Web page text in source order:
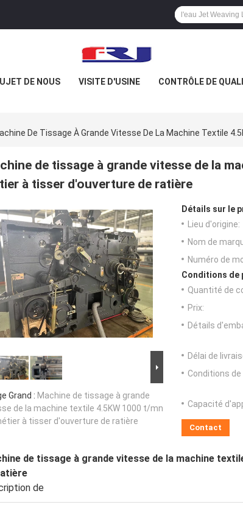
DE NOUS VISITE D'USINE CONTRÔLE DE
De Tissage À Grande Vitesse De La Machine Textile
de tissage à grande vitesse de la
à tisser d'ouverture de ratière
Grand : Machine de tissage à grande
de la machine textile 4.5KW 1000 t/mn
à tisser d'ouverture de ratière
Détails sur le
Lieu d'origine:
Nom de
Numéro de
Conditions de
Quantité de
Prix:
Détails
Délai de
Conditions
Capacité
Contact
de tissage à grande vitesse de la machine
de